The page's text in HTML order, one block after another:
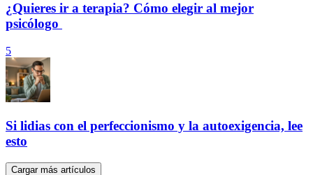
¿Quieres ir a terapia? Cómo elegir al mejor
psicólogo
5
Si lidias con el perfeccionismo y la autoexigencia, lee
esto
Cargar más artículos